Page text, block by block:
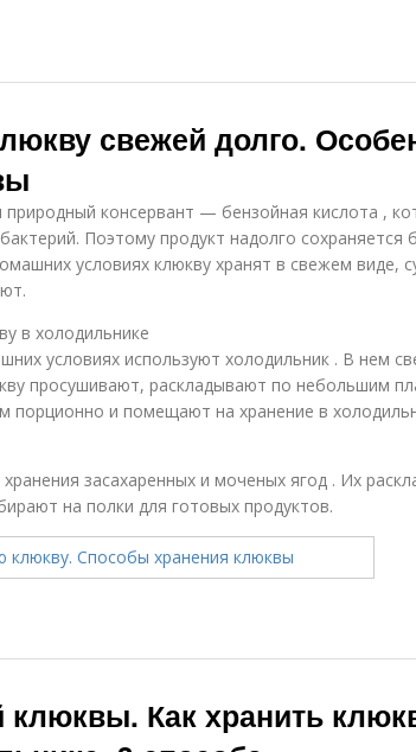
свежей долго.
консервант — бензойная кислота ,
Поэтому продукт надолго сохраняется
условиях клюкву хранят в свежем виде,
в холодильнике
условиях используют холодильник . В нем
просушивают, раскладывают по небольшим
порционно и помещают на хранение в
засахаренных и моченых ягод . Их
на полки для готовых продуктов.
клюквы. Как хранить